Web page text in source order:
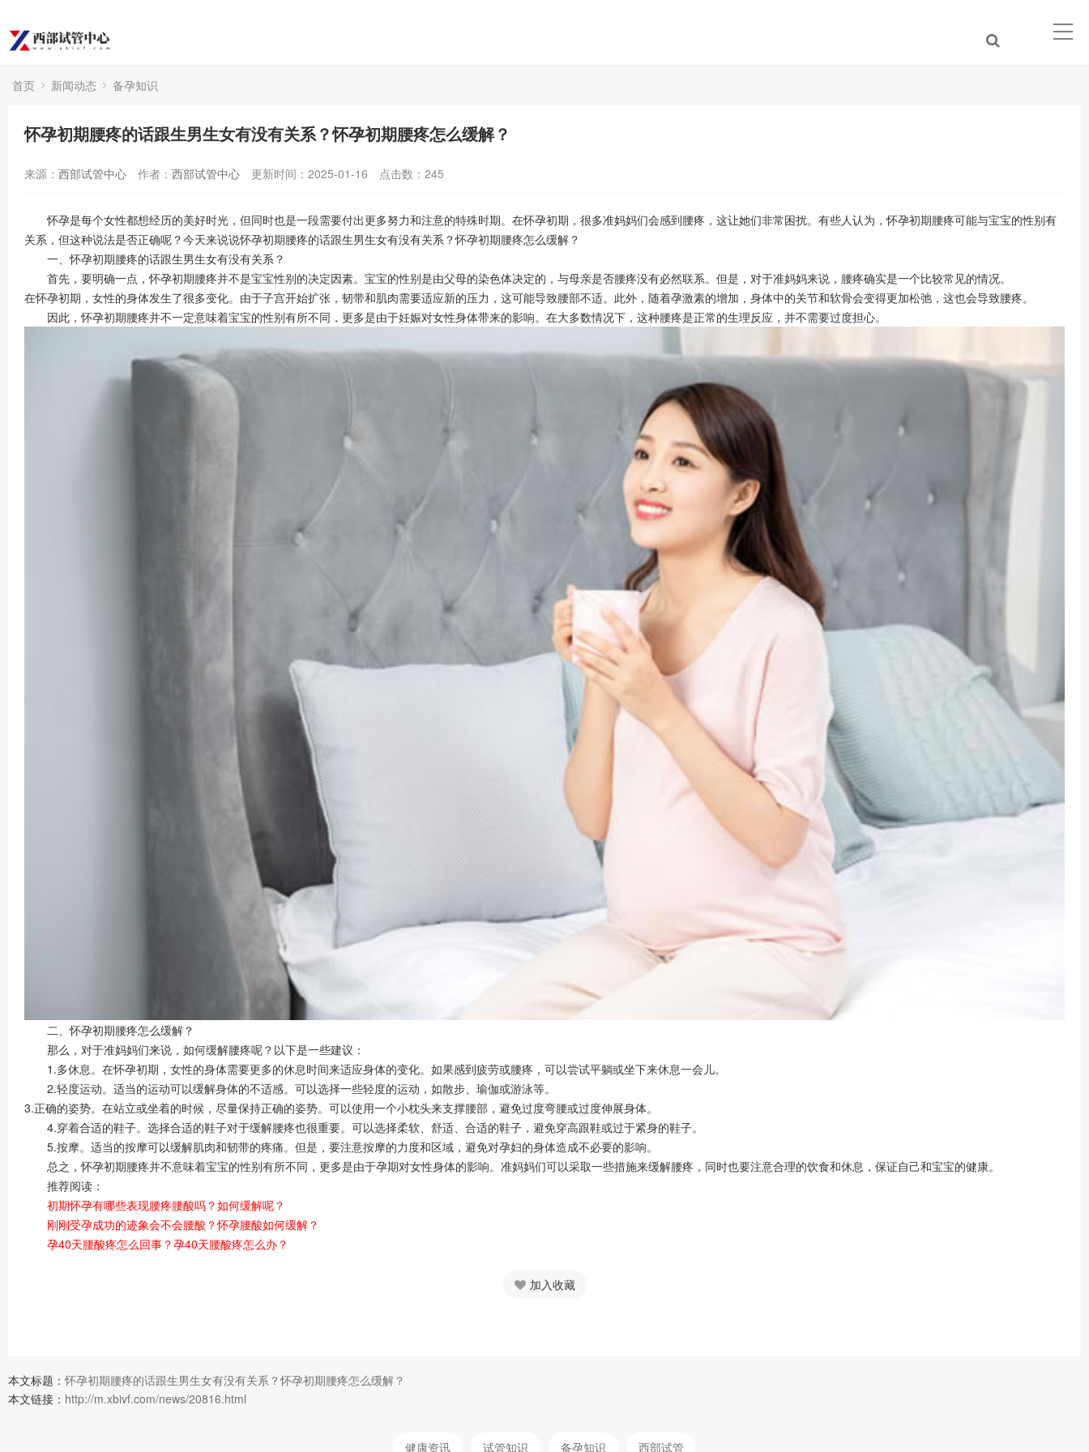
首页 新闻动态 备孕知识
怀孕初期腰疼的话跟生男生女有没有关系？怀孕初期腰疼怎么缓解？
来源： 西部试管中心 作者： 西部试管中心 更新时间：2025-01-16 点击数： 245
怀孕是每个女性都想经历的美好时光，但同时也是一段需要付出更多努力和注意的特殊时期。在怀孕初期，很多准妈妈们会感到腰疼，这让她们非常困扰。有些人认为，怀孕初期腰疼可能与宝宝的性别有
关系，但这种说法是否正确呢？今天来说说怀孕初期腰疼的话跟生男生女有没有关系？怀孕初期腰疼怎么缓解？
一、怀孕初期腰疼的话跟生男生女有没有关系？
首先，要明确一点，怀孕初期腰疼并不是宝宝性别的决定因素。宝宝的性别是由父母的染色体决定的，与母亲是否腰疼没有必然联系。但是，对于准妈妈来说，腰疼确实是一个比较常见的情况。
在怀孕初期，女性的身体发生了很多变化。由于子宫开始扩张，韧带和肌肉需要适应新的压力，这可能导致腰部不适。此外，随着孕激素的增加，身体中的关节和软骨会变得更加松弛，这也会导致腰疼。
因此，怀孕初期腰疼并不一定意味着宝宝的性别有所不同，更多是由于妊娠对女性身体带来的影响。在大多数情况下，这种腰疼是正常的生理反应，并不需要过度担心。
二、怀孕初期腰疼怎么缓解？
那么，对于准妈妈们来说，如何缓解腰疼呢？以下是一些建议：
1.多休息。在怀孕初期，女性的身体需要更多的休息时间来适应身体的变化。如果感到疲劳或腰疼，可以尝试平躺或坐下来休息一会儿。
2.轻度运动。适当的运动可以缓解身体的不适感。可以选择一些轻度的运动，如散步、瑜伽或游泳等。
3.正确的姿势。在站立或坐着的时候，尽量保持正确的姿势。可以使用一个小枕头来支撑腰部，避免过度弯腰或过度伸展身体。
4.穿着合适的鞋子。选择合适的鞋子对于缓解腰疼也很重要。可以选择柔软、舒适、合适的鞋子，避免穿高跟鞋或过于紧身的鞋子。
5.按摩。适当的按摩可以缓解肌肉和韧带的疼痛。但是，要注意按摩的力度和区域，避免对孕妇的身体造成不必要的影响。
总之，怀孕初期腰疼并不意味着宝宝的性别有所不同，更多是由于孕期对女性身体的影响。准妈妈们可以采取一些措施来缓解腰疼，同时也要注意合理的饮食和休息，保证自己和宝宝的健康。
推荐阅读：
初期怀孕有哪些表现腰疼腰酸吗？如何缓解呢？
刚刚受孕成功的迹象会不会腰酸？怀孕腰酸如何缓解？
孕40天腰酸疼怎么回事？孕40天腰酸疼怎么办？
加入收藏
本文标题：怀孕初期腰疼的话跟生男生女有没有关系？怀孕初期腰疼怎么缓解？
本文链接： http://m.xbivf.com/news/20816.html
健康资讯 试管知识 备孕知识 西部试管